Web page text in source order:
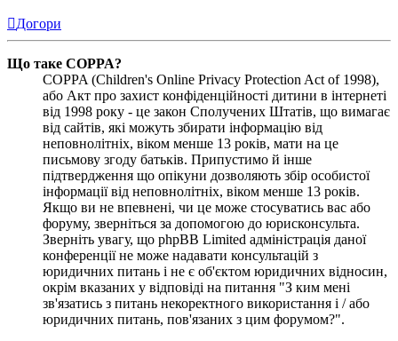
Догори
Що таке COPPA?
COPPA (Children's Online Privacy Protection Act of 1998),
або Акт про захист конфіденційності дитини в інтернеті
від 1998 року - це закон Сполучених Штатів, що вимагає
від сайтів, які можуть збирати інформацію від
неповнолітніх, віком менше 13 років, мати на це
письмову згоду батьків. Припустимо й інше
підтвердження що опікуни дозволяють збір особистої
інформації від неповнолітніх, віком менше 13 років.
Якщо ви не впевнені, чи це може стосуватись вас або
форуму, зверніться за допомогою до юрисконсульта.
Зверніть увагу, що phpBB Limited адміністрація даної
конференції не може надавати консультацій з
юридичних питань і не є об'єктом юридичних відносин,
окрім вказаних у відповіді на питання "З ким мені
зв'язатись з питань некоректного використання і / або
юридичних питань, пов'язаних з цим форумом?".